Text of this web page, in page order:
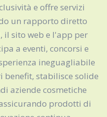
e offre servizi
un rapporto diretto
il sito web e l'app per
a eventi, concorsi e
ineguagliabile
benefit, stabilisce solide
aziende cosmetiche
prodotti di